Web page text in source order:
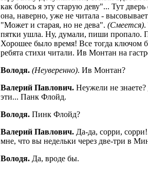
как боюсь я эту старую деву"... Тут
она, наверно, уже не читала -
"Может и старая, но не дева". (Смеется).
пятки ушла. Ну, думали, пиши пропало.
Хорошее было время! Все тогда ключом
ребята стихи читали. Ив Монтан на
Володя. (Неуверенно). Ив Монтан?
Валерий Павлович. Неужели не
эти... Панк Флойд.
Володя. Пинк Флойд?
Валерий Павлович. Да-да, сорри,
мне, что вы недельки через две-три в
Володя. Да, вроде бы.